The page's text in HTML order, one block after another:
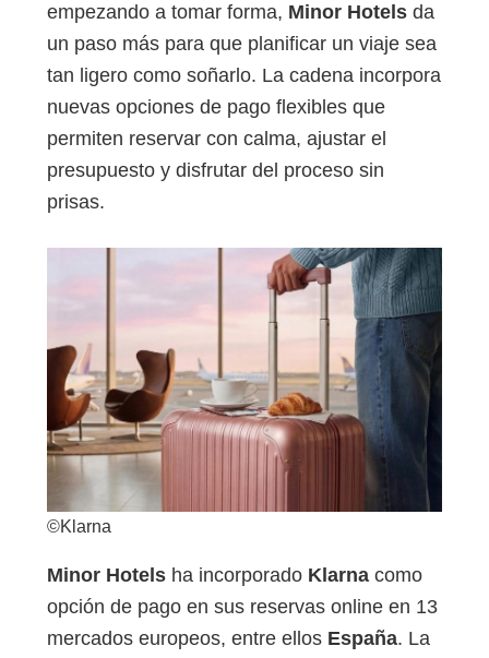
empezando a tomar forma, Minor Hotels da
un paso más para que planificar un viaje sea
tan ligero como soñarlo. La cadena incorpora
nuevas opciones de pago flexibles que
permiten reservar con calma, ajustar el
presupuesto y disfrutar del proceso sin
prisas.
©Klarna
Minor Hotels ha incorporado Klarna como
opción de pago en sus reservas online en 13
mercados europeos, entre ellos España. La